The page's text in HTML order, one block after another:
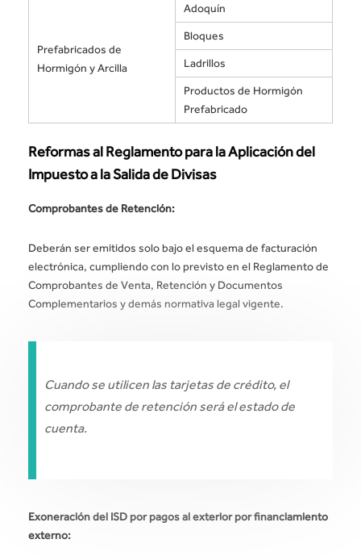
Prefabricados de
Hormigón y Arcilla
Adoquín
Bloques
Ladrillos
Productos de Hormigón
Prefabricado
Reformas al Reglamento para la Aplicación del
Impuesto a la Salida de Divisas
Comprobantes de Retención:
Deberán ser emitidos solo bajo el esquema de facturación
electrónica, cumpliendo con lo previsto en el Reglamento de
Comprobantes de Venta, Retención y Documentos
Complementarios y demás normativa legal vigente.
Cuando se utilicen las tarjetas de crédito, el
comprobante de retención será el estado de
cuenta.
Exoneración del ISD por pagos al exterior por financiamiento
externo: